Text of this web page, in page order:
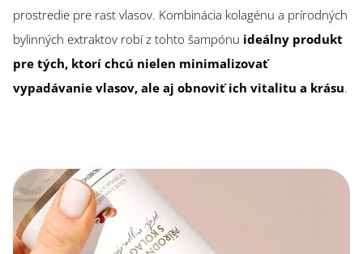
prostredie pre rast vlasov. Kombinácia kolagénu a prírodných
bylinných extraktov robí z tohto šampónu ideálny produkt
pre tých, ktorí chcú nielen minimalizovať
vypadávanie vlasov, ale aj obnoviť ich vitalitu a krásu.